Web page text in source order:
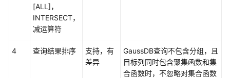
[ALL]，
INTERSECT，
减运算符
4 查询结果排序
支持，有
差异
GaussDB查询不包含分组，且
目标列同时包含聚集函数和集
合函数时，不忽略对集合函数